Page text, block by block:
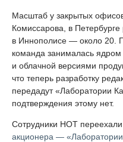
Масштаб у закрытых
Комиссарова, в
в Иннополисе — около 20.
команда занималась
и облачной версиями
что теперь разработку
передадут «Лаборатории
подтверждения этому нет.
Сотрудники НОТ
акционера — «Лаборатории